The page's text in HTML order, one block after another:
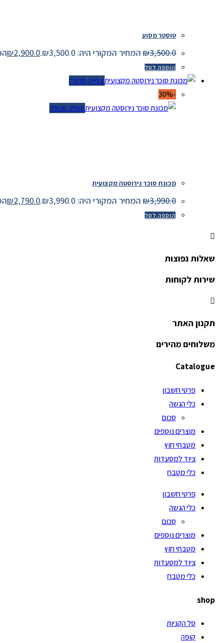
טוסטר מסוע
₪3,500.0 המחיר המקורי היה: ₪3,500.0. ₪2,900.0
הוספה לסל
צפייה מהירה
צפייה מהירה
מכונת סוכר נירוסטה מקצועית
₪3,990.0 המחיר המקורי היה: ₪3,990.0. ₪2,790.0
הוספה לסל
שאלות נפוצות
שירות לקוחות
תקנון האתר
משלוחים מהירים
Catalogue
פרטי חשבון
כלי הגשה
סכום
מוצרים נוספים
מטבחי חוץ
ציוד למסעדות
כלי מטבח
פרטי חשבון
כלי הגשה
סכום
מוצרים נוספים
מטבחי חוץ
ציוד למסעדות
כלי מטבח
shop
סל הקניות
קופה